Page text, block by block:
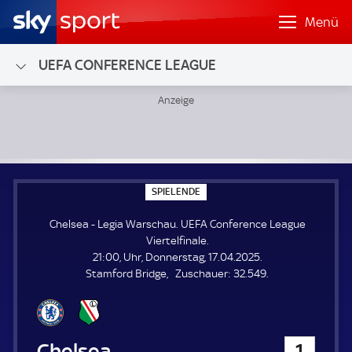
Menü
UEFA CONFERENCE LEAGUE
SPIELENDE
P
E
E
N
D
E
Chelsea - Legia Warschau. UEFA Conference League
Viertelfinale.
21:00, Uhr, Donnerstag, 17.04.2025.
Stamford Bridge
Zuschauer: Z
32.549.